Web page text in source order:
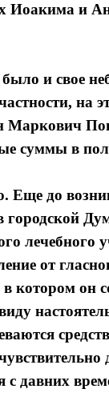
Иоакима и
и свое
на
Маркович
суммы в
Еще до
лечебного
от
котором он
с давних